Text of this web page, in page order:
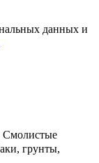
данных и
Смолистые
грунты,